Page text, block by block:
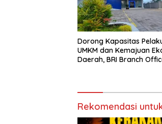
Dorong Kapasitas
UMKM dan Kemajuan
Daerah, BRI Branch
Rekomendasi